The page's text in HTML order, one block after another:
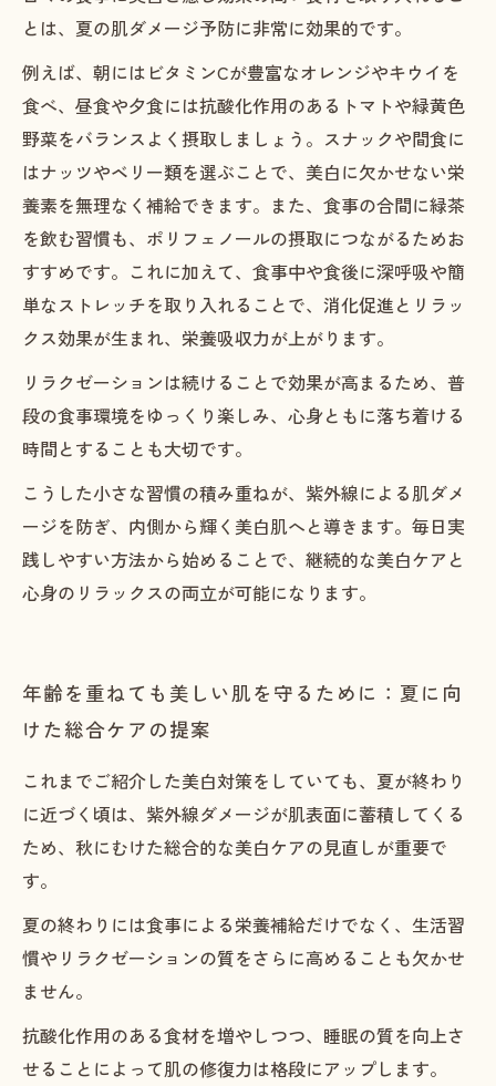
とは、夏の肌ダメージ予防に非常に効果的です。
例えば、朝にはビタミンCが豊富なオレンジやキウイを
食べ、昼食や夕食には抗酸化作用のあるトマトや緑黄色
野菜をバランスよく摂取しましょう。スナックや間食に
はナッツやベリー類を選ぶことで、美白に欠かせない栄
養素を無理なく補給できます。また、食事の合間に緑茶
を飲む習慣も、ポリフェノールの摂取につながるためお
すすめです。これに加えて、食事中や食後に深呼吸や簡
単なストレッチを取り入れることで、消化促進とリラッ
クス効果が生まれ、栄養吸収力が上がります。
リラクゼーションは続けることで効果が高まるため、普
段の食事環境をゆっくり楽しみ、心身ともに落ち着ける
時間とすることも大切です。
こうした小さな習慣の積み重ねが、紫外線による肌ダメ
ージを防ぎ、内側から輝く美白肌へと導きます。毎日実
践しやすい方法から始めることで、継続的な美白ケアと
心身のリラックスの両立が可能になります。
年齢を重ねても美しい肌を守るために：夏に向
けた総合ケアの提案
これまでご紹介した美白対策をしていても、夏が終わり
に近づく頃は、紫外線ダメージが肌表面に蓄積してくる
ため、秋にむけた総合的な美白ケアの見直しが重要で
す。
夏の終わりには食事による栄養補給だけでなく、生活習
慣やリラクゼーションの質をさらに高めることも欠かせ
ません。
抗酸化作用のある食材を増やしつつ、睡眠の質を向上さ
せることによって肌の修復力は格段にアップします。